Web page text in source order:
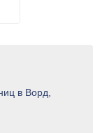
в Ворд,